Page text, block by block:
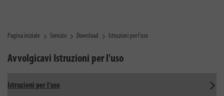
Pagina iniziale Servizio Download Istruzioni per l'uso
Avvolgicavi Istruzioni per l'uso
Istruzioni per l'uso